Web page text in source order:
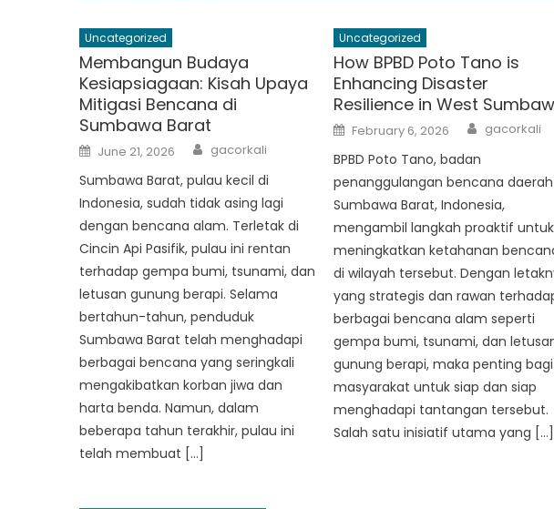
Uncategorized
Membangun Budaya
Kesiapsiagaan: Kisah Upaya
Mitigasi Bencana di
Sumbawa Barat
Posted
on
June 21, 2026 Author
gacorkali
Sumbawa Barat, pulau kecil di
Indonesia, sudah tidak asing lagi
dengan bencana alam. Terletak di
Cincin Api Pasifik, pulau ini rentan
terhadap gempa bumi, tsunami, dan
letusan gunung berapi. Selama
bertahun-tahun, penduduk
Sumbawa Barat telah menghadapi
berbagai bencana yang seringkali
mengakibatkan korban jiwa dan
harta benda. Namun, dalam
beberapa tahun terakhir, pulau ini
telah membuat […]
Uncategorized
How BPBD Poto Tano is
Enhancing Disaster
Resilience in West
Posted
on
February 6, 2026 Author
gacorkali
BPBD Poto Tano, badan
penanggulangan bencana
Sumbawa Barat, Indonesia,
mengambil langkah proaktif untuk
meningkatkan ketahanan
di wilayah tersebut. Dengan
yang strategis dan rawan
berbagai bencana alam seperti
gempa bumi, tsunami, dan
gunung berapi, maka penting bagi
masyarakat untuk siap dan siap
menghadapi tantangan tersebut.
Salah satu inisiatif utama yang […]